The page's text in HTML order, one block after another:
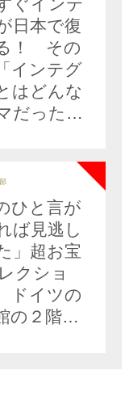
日本で復
！ その
インテグ
はどんな
だったの
ひと言が
ば見逃し
」超お宝
クショ
ドイツの
の２階に